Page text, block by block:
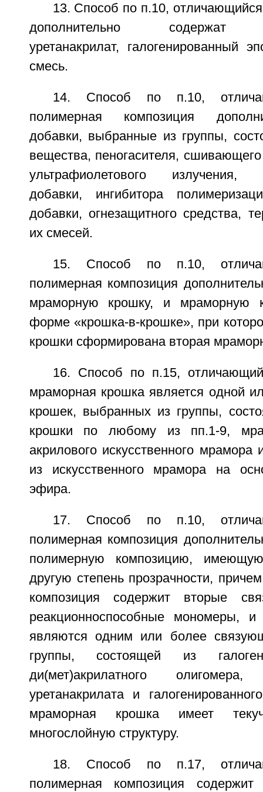
13. Способ по п.10,
дополнительно содержат
уретанакрилат, галогенированный
смесь.
14. Способ по п.10,
полимерная композиция
добавки, выбранные из группы,
вещества, пеногасителя, сшивающего
ультрафиолетового излучения,
добавки, ингибитора
добавки, огнезащитного средства,
их смесей.
15. Способ по п.10,
полимерная композиция
мраморную крошку, и мраморную
форме «крошка-в-крошке», при
крошки сформирована вторая
16. Способ по п.15,
мраморная крошка является одной
крошек, выбранных из группы,
крошки по любому из пп.1-9,
акрилового искусственного
из искусственного мрамора на
эфира.
17. Способ по п.10,
полимерная композиция
полимерную композицию,
другую степень прозрачности,
композиция содержит вторые
реакционноспособные мономеры,
являются одним или более
группы, состоящей из
ди(мет)акрилатного олигомера,
уретанакрилата и
мраморная крошка имеет
многослойную структуру.
18. Способ по п.17,
полимерная композиция